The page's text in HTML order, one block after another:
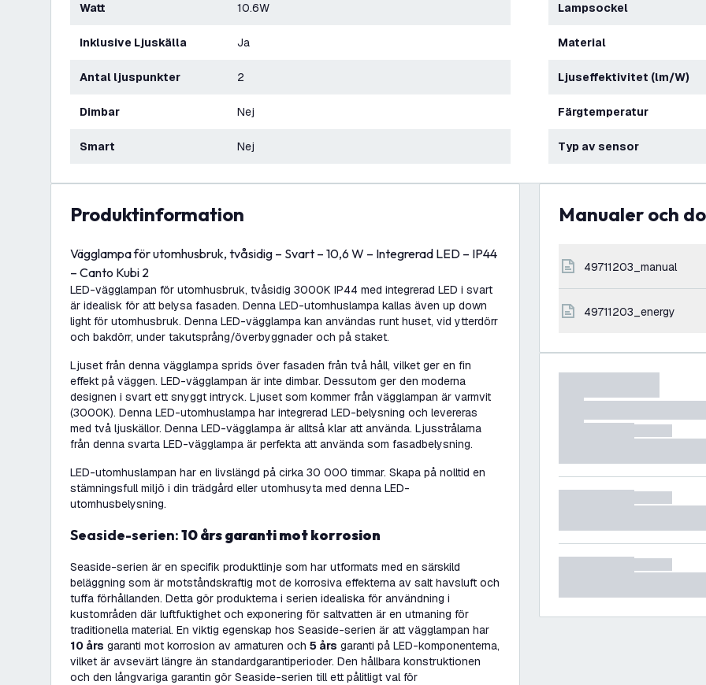
Watt 10.6W
Inklusive Ljuskälla Ja
Antal ljuspunkter 2
Dimbar Nej
Smart Nej
Lampsockel
Material
Ljuseffektivitet (lm/W)
Färgtemperatur
Typ av sensor
produktinformation
Vägglampa för utomhusbruk, tvåsidig – Svart – 10,6 W – Integrerad LED – IP44
– Canto Kubi 2
LED-vägglampan för utomhusbruk, tvåsidig 3000K IP44 med integrerad LED i svart
är idealisk för att belysa fasaden. Denna LED-utomhuslampa kallas även up down
light för utomhusbruk. Denna LED-vägglampa kan användas runt huset, vid ytterdörr
och bakdörr, under takutsprång/överbyggnader och på staket.
Ljuset från denna vägglampa sprids över fasaden från två håll, vilket ger en fin
effekt på väggen. LED-vägglampan är inte dimbar. Dessutom ger den moderna
designen i svart ett snyggt intryck. Ljuset som kommer från vägglampan är varmvit
(3000K). Denna LED-utomhuslampa har integrerad LED-belysning och levereras
med två ljuskällor. Denna LED-vägglampa är alltså klar att använda. Ljusstrålarna
från denna svarta LED-vägglampa är perfekta att använda som fasadbelysning.
LED-utomhuslampan har en livslängd på cirka 30 000 timmar. Skapa på nolltid en
stämningsfull miljö i din trädgård eller utomhusyta med denna LED-
utomhusbelysning.
Seaside-serien:10 års garanti mot korrosion
Seaside-serien är en specifik produktlinje som har utformats med en särskild
beläggning som är motståndskraftig mot de korrosiva effekterna av salt havsluft och
tuffa förhållanden. Detta gör produkterna i serien idealiska för användning i
kustområden där luftfuktighet och exponering för saltvatten är en utmaning för
traditionella material. En viktig egenskap hos Seaside-serien är att vägglampan har
10 års garanti mot korrosion av armaturen och 5 års garanti på LED-komponenterna,
vilket är avsevärt längre än standardgarantiperioder. Den hållbara konstruktionen
och den långvariga garantin gör Seaside-serien till ett pålitligt val för
Manualer och
49711203_manual
49711203_energy